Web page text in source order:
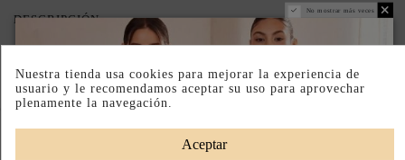
DESCRIPCIÓN
Completa tu look
No mostrar más veces
Nuestra tienda usa cookies para mejorar la experiencia de
usuario y le recomendamos aceptar su uso para aprovechar
plenamente la navegación.
Aceptar